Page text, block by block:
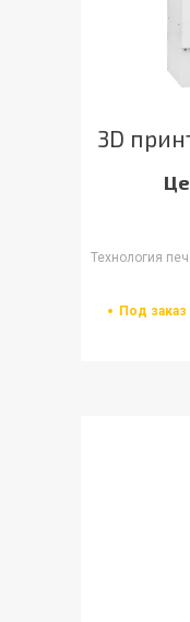
3D
Технология
Под заказ